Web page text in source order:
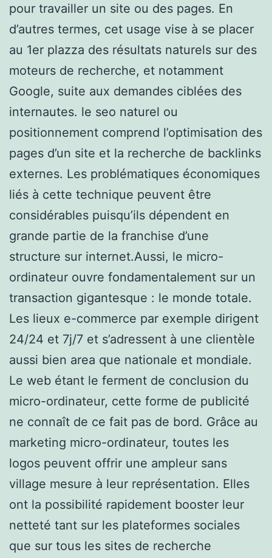
pour travailler un site ou des pages. En
d’autres termes, cet usage vise à se placer
au 1er plazza des résultats naturels sur des
moteurs de recherche, et notamment
Google, suite aux demandes ciblées des
internautes. le seo naturel ou
positionnement comprend l’optimisation des
pages d’un site et la recherche de backlinks
externes. Les problématiques économiques
liés à cette technique peuvent être
considérables puisqu’ils dépendent en
grande partie de la franchise d’une
structure sur internet.Aussi, le micro-
ordinateur ouvre fondamentalement sur un
transaction gigantesque : le monde totale.
Les lieux e-commerce par exemple dirigent
24/24 et 7j/7 et s’adressent à une clientèle
aussi bien area que nationale et mondiale.
Le web étant le ferment de conclusion du
micro-ordinateur, cette forme de publicité
ne connaît de ce fait pas de bord. Grâce au
marketing micro-ordinateur, toutes les
logos peuvent offrir une ampleur sans
village mesure à leur représentation. Elles
ont la possibilité rapidement booster leur
netteté tant sur les plateformes sociales
que sur tous les sites de recherche